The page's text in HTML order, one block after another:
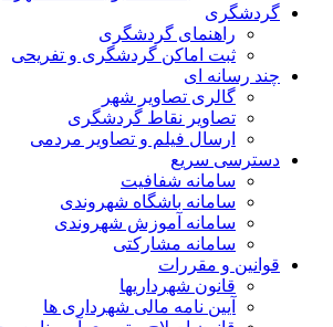
گردشگری
راهنمای گردشگری
ثبت اماکن گردشگری و تفریحی
چند رسانه ای
گالری تصاویر شهر
تصاویر نقاط گردشگری
ارسال فیلم و تصاویر مردمی
دسترسی سریع
سامانه شفافیت
سامانه باشگاه شهروندی
سامانه آموزش شهروندی
سامانه مشارکتی
قوانین و مقررات
قانون شهرداریها
آیین نامه مالی شهرداری ها